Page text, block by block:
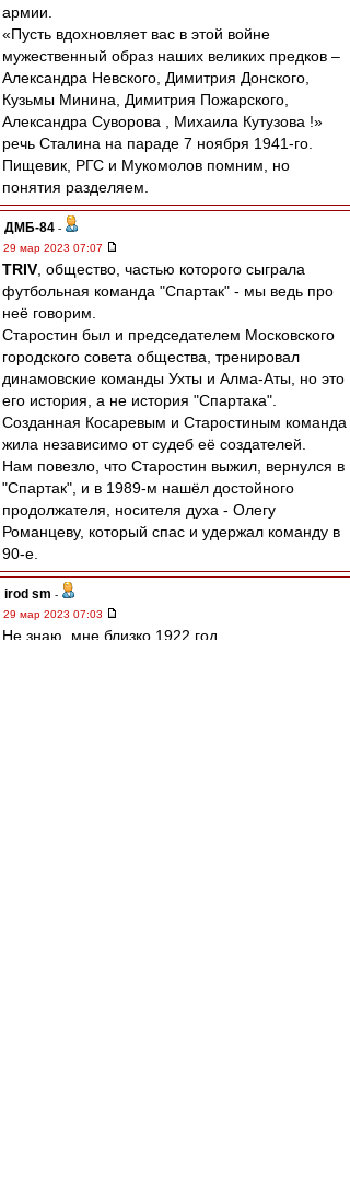
армии.
«Пусть вдохновляет вас в этой войне
мужественный образ наших великих предков –
Александра Невского, Димитрия Донского,
Кузьмы Минина, Димитрия Пожарского,
Александра Суворова , Михаила Кутузова !»
речь Сталина на параде 7 ноября 1941-го.
Пищевик, РГС и Мукомолов помним, но
понятия разделяем.
ДМБ-84 -
29 мар 2023 07:07
TRIV , общество, частью которого сыграла
футбольная команда "Спартак" - мы ведь про
неё говорим.
Старостин был и председателем Московского
городского совета общества, тренировал
динамовские команды Ухты и Алма-Аты, но это
его история, а не история "Спартака".
Созданная Косаревым и Старостиным команда
жила независимо от судеб её создателей.
Нам повезло, что Старостин выжил, вернулся в
"Спартак", и в 1989-м нашёл достойного
продолжателя, носителя духа - Олегу
Романцеву, который спас и удержал команду в
90-е.
irod sm -
29 мар 2023 07:03
Не знаю, мне близко 1922 год.